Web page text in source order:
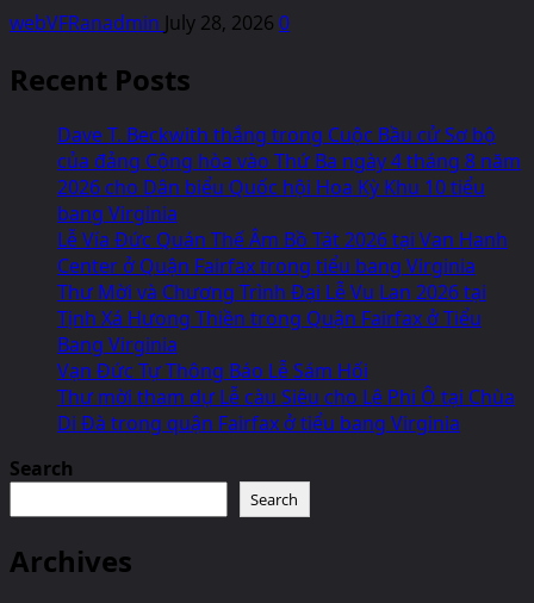
webVFRanadmin July 28, 2026 0
Recent Posts
Dave T. Beckwith thắng trong Cuộc Bầu cử Sơ bộ
của đảng Cộng hòa vào Thứ Ba ngày 4 tháng 8 năm
2026 cho Dân biểu Quốc hội Hoa Kỳ Khu 10 tiểu
bang Virginia
Lễ Vía Đức Quán Thế Âm Bồ Tát 2026 tại Van Hanh
Center ở Quận Fairfax trong tiểu bang Virginia
Thư Mời và Chương Trình Đại Lễ Vu Lan 2026 tại
Tịnh Xá Hưong Thiền trong Quận Fairfax ở Tiểu
Bang Virginia
Vạn Đức Tự Thông Báo Lễ Sám Hối
Thư mời tham dự Lễ càu Siêu cho Lê Phi Ô tại Chùa
Di Đà trong quận Fairfax ở tiểu bang Virginia
Search
Search
Archives